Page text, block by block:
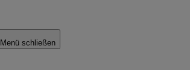
Menü schließen